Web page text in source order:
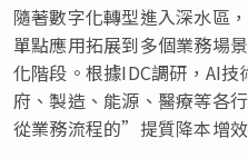
隨著數字化轉型進入深水區
單點應用拓展到多個業務場
化階段。根據IDC調研，AI
府、製造、能源、醫療等各
從業務流程的”提質降本增